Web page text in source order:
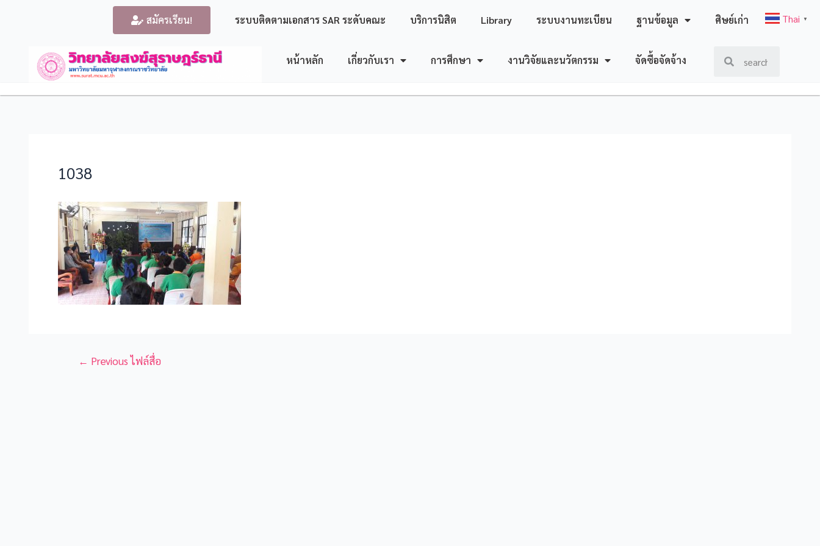
สมัครเรียน! ระบบติดตามเอกสาร SAR ระดับคณะ บริการนิสิต Library ระบบงานทะเบียน ฐานข้อมูล ศิษย์เก่า
หน้าหลัก เกี่ยวกับเรา การศึกษา งานวิจัยและนวัตกรรม จัดซื้อจัดจ้าง
1038
← Previous ไฟล์สื่อ
Thai ▼